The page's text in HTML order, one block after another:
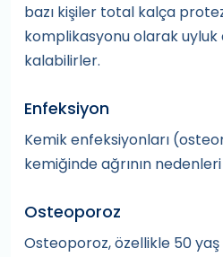
bazı kişiler total kalça
komplikasyonu olarak uyluk
kalabilirler.
Enfeksiyon
Kemik enfeksiyonları
kemiğinde ağrının
Osteoporoz
Osteoporoz, özellikle 50